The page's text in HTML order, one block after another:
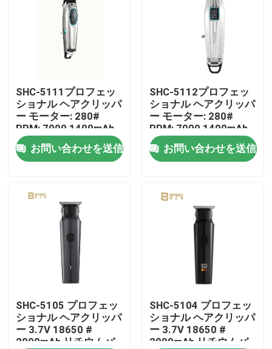
企業情報
会社案内
ニュース
見積依頼
プロの髪を切断機
再充電可能な髪を切断機
SHC-5111プロフェッ
ショナル ヘアクリッパ
ー モーター: 280#
RPM: 7000 1400mAh
リチウムバッテリー
お問い合わせを送信
SHC-5112プロフェッ
ショナル ヘアクリッパ
ー モーター: 280#
RPM: 7000 1400mAh
リチウムバッテリー
お問い合わせを送信
SHC-5105 プロフェッ
ショナル ヘアクリッパ
ー 3.7V 18650 #
2000mAh リチウムバ
SHC-5104 プロフェッ
ショナル ヘアクリッパ
ー 3.7V 18650 #
2000mAh リチウムバ